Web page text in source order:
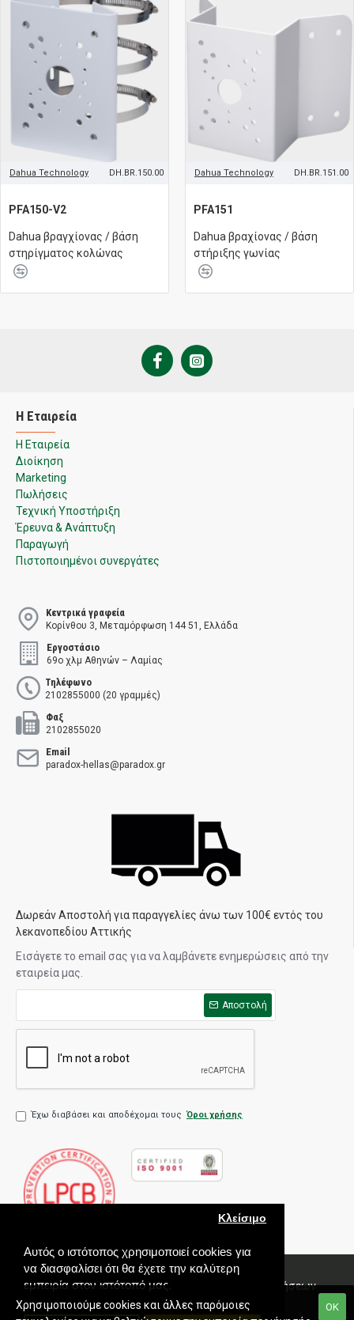
Αυτός ο ιστότοπος χρησιμοποιεί cookies για
να διασφαλίσει ότι θα έχετε την καλύτερη
εμπειρία στον ιστότοπό μας.
Κλείσιμο
Dahua Technology DH.BR.150.00
PFA150-V2
Dahua βραγχίονας / βάση
στηρίγματος κολώνας
Dahua Technology DH.BR.151.00
PFA151
Dahua βραχίονας / βάση
στήριξης γωνίας
Η Εταιρεία
Η Εταιρεία
Διοίκηση
Marketing
Πωλήσεις
Τεχνική Υποστήριξη
Έρευνα & Ανάπτυξη
Παραγωγή
Πιστοποιημένοι συνεργάτες
Κεντρικά γραφεία
Κορίνθου 3, Μεταμόρφωση 144 51, Ελλάδα
Εργοστάσιο
69ο χλμ Αθηνών – Λαμίας
Τηλέφωνο
2102855000 (20 γραμμές)
Φαξ
2102855020
Email
paradox-hellas@paradox.gr
Δωρεάν Αποστολή για παραγγελίες άνω των 100€ εντός του
λεκανοπεδίου Αττικής
Εισάγετε το email σας για να λαμβάνετε ενημερώσεις από την
εταιρεία μας.
Αποστολή
Έχω διαβάσει και αποδέχομαι τους Όροι χρήσης
Πολιτική Ποιότητας Όροι χρήσης
Πολιτική Πωλήσεων
Εγγύηση
ΟΚ
Χρησιμοποιούμε cookies και άλλες παρόμοιες